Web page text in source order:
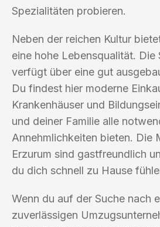
Spezialitäten probieren.
Neben der reichen Kultur
eine hohe Lebensqualität. Die
verfügt über eine gut
Du findest hier moderne
Krankenhäuser und
und deiner Familie alle
Annehmlichkeiten bieten. Die
Erzurum sind gastfreundlich
du dich schnell zu Hause
Wenn du auf der Suche nach
zuverlässigen